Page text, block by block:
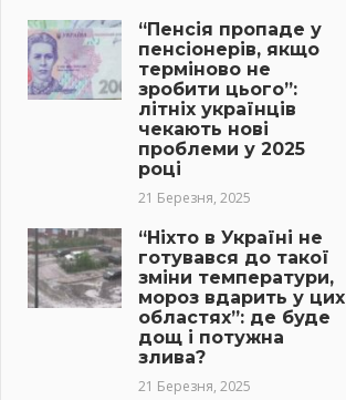
“Пенсія пропаде у
пенсіонерів, якщо
терміново не
зробити цього”:
літніх українців
чекають нові
проблеми у 2025
році
21 Березня, 2025
“Ніхто в Україні не
готувався до такої
зміни температури,
мороз вдарить у цих
областях”: де буде
дощ і потужна
злива?
21 Березня, 2025